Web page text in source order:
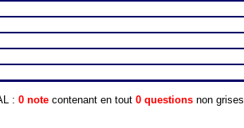
: 0 note contenant en tout 0 questions non grises